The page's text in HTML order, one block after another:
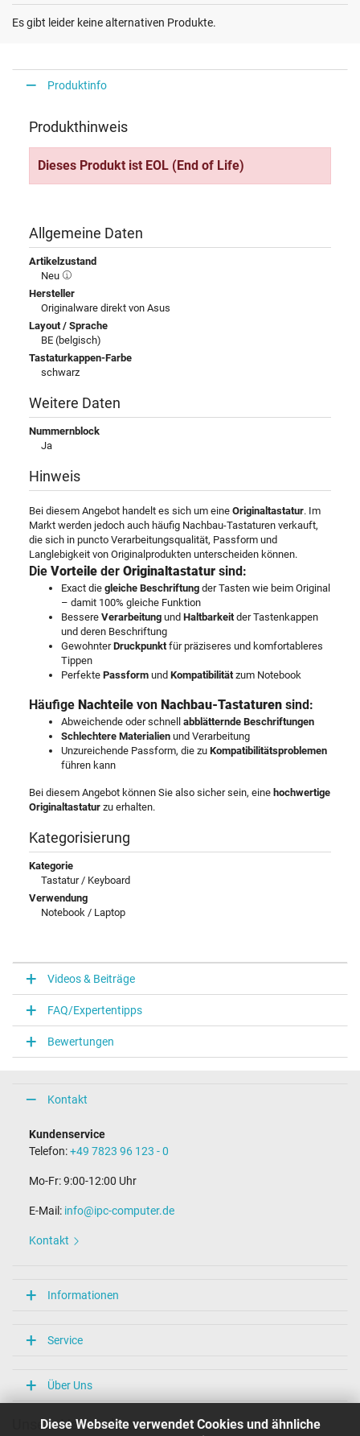
Diese Webseite verwendet Cookies und ähnliche
Es gibt leider keine alternativen Produkte.
Produktinfo
Produkthinweis
Dieses Produkt ist EOL (End of Life)
Allgemeine Daten
Artikelzustand
Neu
Hersteller
Originalware direkt von Asus
Layout / Sprache
BE (belgisch)
Tastaturkappen-Farbe
schwarz
Weitere Daten
Nummernblock
Ja
Hinweis
Bei diesem Angebot handelt es sich um eine Originaltastatur. Im
Markt werden jedoch auch häufig Nachbau-Tastaturen verkauft,
die sich in puncto Verarbeitungsqualität, Passform und
Langlebigkeit von Originalprodukten unterscheiden können.
Die Vorteile der Originaltastatur sind:
Exact die gleiche Beschriftung der Tasten wie beim Original
– damit 100% gleiche Funktion
Bessere Verarbeitung und Haltbarkeitder Tastenkappen
und deren Beschriftung
GewohnterDruckpunktfür präziseres und komfortableres
Tippen
Perfekte Passform und Kompatibilitätzum Notebook
Häufige Nachteile von Nachbau-Tastaturen sind:
Abweichende oder schnell abblätternde Beschriftungen
Schlechtere Materialien und Verarbeitung
Unzureichende Passform, die zu Kompatibilitätsproblemen
führen kann
Bei diesem Angebot können Sie also sicher sein, eine hochwertige
Originaltastatur zu erhalten.
Kategorisierung
Kategorie
Tastatur / Keyboard
Verwendung
Notebook / Laptop
Videos & Beiträge
FAQ/Expertentipps
Bewertungen
Kontakt
Kundenservice
Telefon:+49 7823 96 123 - 0
Mo-Fr: 9:00-12:00 Uhr
E-Mail: info@ipc-computer.de
Kontakt
Informationen
Service
Über Uns
Unsere Versandarten